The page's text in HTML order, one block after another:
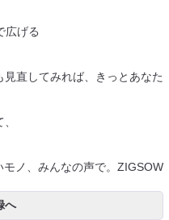
広げる
直してみれば、きっとあなた
モノ、みんなの声で。ZIGSOW
へ